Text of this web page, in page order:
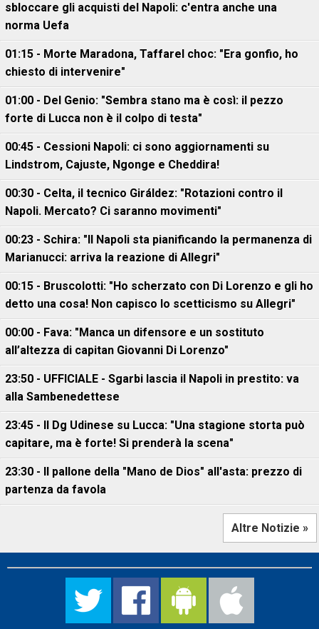
sbloccare gli acquisti del Napoli: c'entra anche una
norma Uefa
01:15 - Morte Maradona, Taffarel choc: "Era gonfio, ho
chiesto di intervenire"
01:00 - Del Genio: "Sembra stano ma è così: il pezzo
forte di Lucca non è il colpo di testa"
00:45 - Cessioni Napoli: ci sono aggiornamenti su
Lindstrom, Cajuste, Ngonge e Cheddira!
00:30 - Celta, il tecnico Giráldez: "Rotazioni contro il
Napoli. Mercato? Ci saranno movimenti"
00:23 - Schira: "Il Napoli sta pianificando la permanenza di
Marianucci: arriva la reazione di Allegri"
00:15 - Bruscolotti: "Ho scherzato con Di Lorenzo e gli ho
detto una cosa! Non capisco lo scetticismo su Allegri"
00:00 - Fava: "Manca un difensore e un sostituto
all’altezza di capitan Giovanni Di Lorenzo"
23:50 - UFFICIALE - Sgarbi lascia il Napoli in prestito: va
alla Sambenedettese
23:45 - Il Dg Udinese su Lucca: "Una stagione storta può
capitare, ma è forte! Si prenderà la scena"
23:30 - Il pallone della "Mano de Dios" all'asta: prezzo di
partenza da favola
Altre Notizie »